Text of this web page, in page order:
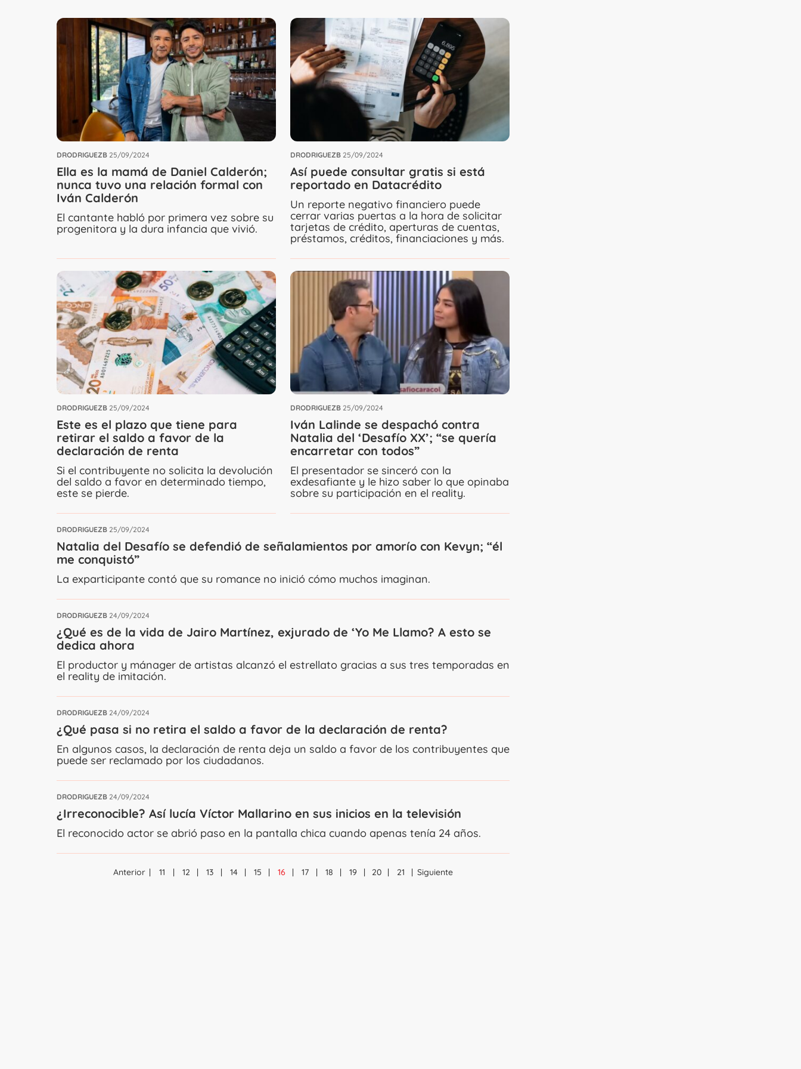
DRODRIGUEZB 25/09/2024
Ella es la mamá de Daniel Calderón;
nunca tuvo una relación formal con
Iván Calderón
El cantante habló por primera vez sobre su
progenitora y la dura infancia que vivió.
DRODRIGUEZB 25/09/2024
Así puede consultar gratis si está
reportado en Datacrédito
Un reporte negativo financiero puede
cerrar varias puertas a la hora de solicitar
tarjetas de crédito, aperturas de cuentas,
préstamos, créditos, financiaciones y más.
DRODRIGUEZB 25/09/2024
Este es el plazo que tiene para
retirar el saldo a favor de la
declaración de renta
Si el contribuyente no solicita la devolución
del saldo a favor en determinado tiempo,
este se pierde.
DRODRIGUEZB 25/09/2024
Iván Lalinde se despachó contra
Natalia del ‘Desafío XX’; “se quería
encarretar con todos”
El presentador se sinceró con la
exdesafiante y le hizo saber lo que opinaba
sobre su participación en el reality.
DRODRIGUEZB 25/09/2024
Natalia del Desafío se defendió de señalamientos por amorío con Kevyn; “él
me conquistó”
La exparticipante contó que su romance no inició cómo muchos imaginan.
DRODRIGUEZB 24/09/2024
¿Qué es de la vida de Jairo Martínez, exjurado de ‘Yo Me Llamo? A esto se
dedica ahora
El productor y mánager de artistas alcanzó el estrellato gracias a sus tres temporadas en
el reality de imitación.
DRODRIGUEZB 24/09/2024
¿Qué pasa si no retira el saldo a favor de la declaración de renta?
En algunos casos, la declaración de renta deja un saldo a favor de los contribuyentes que
puede ser reclamado por los ciudadanos.
DRODRIGUEZB 24/09/2024
¿Irreconocible? Así lucía Víctor Mallarino en sus inicios en la televisión
El reconocido actor se abrió paso en la pantalla chica cuando apenas tenía 24 años.
Anterior 11 12 13 14 15 16 17 18 19 20 21 Siguiente